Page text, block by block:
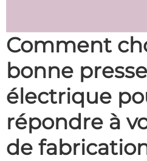
Comment
bonne
électrique
répondre à
de